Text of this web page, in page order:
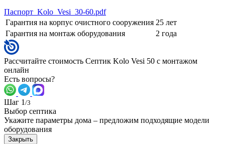
Паспорт_Kolo_Vesi_30-60.pdf
Гарантия на корпус очистного сооружения 25 лет
Гарантия на монтаж оборудования
2 года
Рассчитайте стоимость Септик Kolo Vesi 50 с монтажом
онлайн
Есть вопросы?
Шаг 1 /3
Выбор септика
Укажите параметры дома – предложим подходящие модели
оборудования
Закрыть